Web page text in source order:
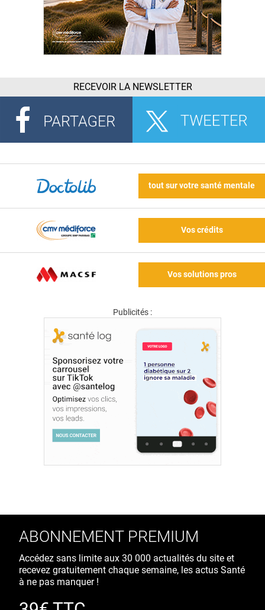
RECEVOIR LA NEWSLETTER
tout sur votre santé mentale
Vos crédits
Vos solutions pros
Publicités :
ABONNEMENT PREMIUM
Accédez sans limite aux 30 000 actualités du site et
recevez gratuitement chaque semaine, les actus Santé
à ne pas manquer !